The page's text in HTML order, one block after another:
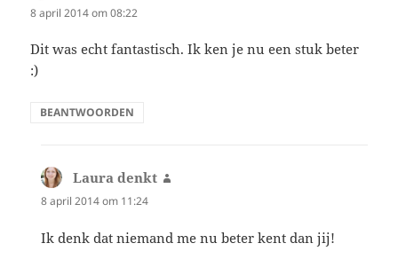
8 april 2014 om 08:22
Dit was echt fantastisch. Ik ken je nu een stuk beter
:)
BEANTWOORDEN
Laura denkt
8 april 2014 om 11:24
Ik denk dat niemand me nu beter kent dan jij!